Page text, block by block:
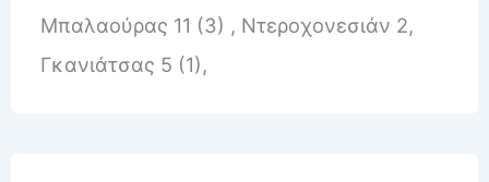
Μπαλαούρας 11 (3) , Ντεροχονεσιάν 2,
Γκανιάτσας 5 (1),